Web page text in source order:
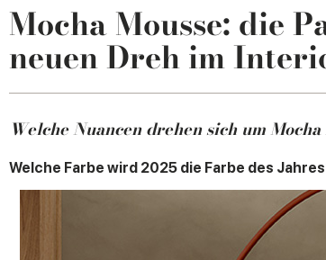
Mocha Mousse: die
neuen Dreh im
Welche Nuancen drehen sich um
Welche Farbe wird 2025 die Farbe des